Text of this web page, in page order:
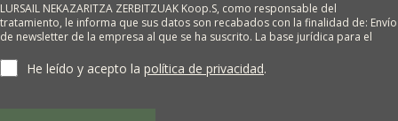
LURSAIL NEKAZARITZA ZERBITZUAK Koop.S, como responsable del
tratamiento, le informa que sus datos son recabados con la finalidad de: Envío
de newsletter de la empresa al que se ha suscrito. La base jurídica para el
terceros salvo obligación legal. Cualquier persona tiene derecho a solicitar el
acceso, rectificación, supresión, limitación del tratamiento, oposición o
He leído y acepto la política de privacidad.